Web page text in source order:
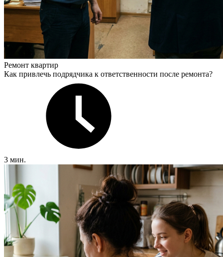
Ремонт квартир
Как привлечь подрядчика к ответственности после ремонта?
3 мин.